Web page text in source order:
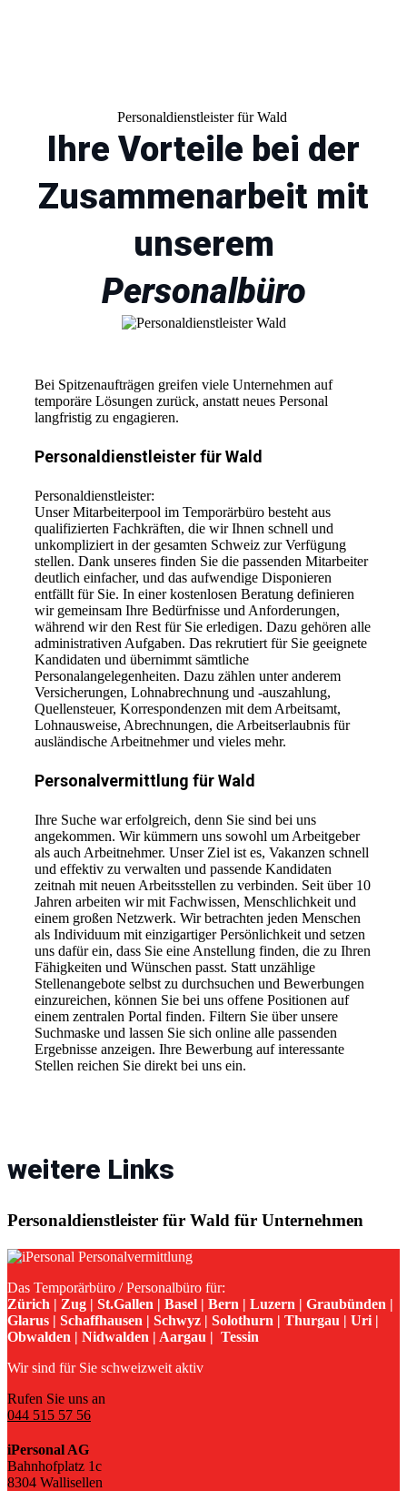
Personaldienstleister für Wald
Ihre Vorteile bei der
Zusammenarbeit mit
unserem
Personalbüro
Bei Spitzenaufträgen greifen viele Unternehmen auf
temporäre Lösungen zurück, anstatt neues Personal
langfristig zu engagieren.
Personaldienstleister für Wald
Personaldienstleister:
Unser Mitarbeiterpool im Temporärbüro besteht aus
qualifizierten Fachkräften, die wir Ihnen schnell und
unkompliziert in der gesamten Schweiz zur Verfügung
stellen. Dank unseres finden Sie die passenden Mitarbeiter
deutlich einfacher, und das aufwendige Disponieren
entfällt für Sie. In einer kostenlosen Beratung definieren
wir gemeinsam Ihre Bedürfnisse und Anforderungen,
während wir den Rest für Sie erledigen. Dazu gehören alle
administrativen Aufgaben. Das rekrutiert für Sie geeignete
Kandidaten und übernimmt sämtliche
Personalangelegenheiten. Dazu zählen unter anderem
Versicherungen, Lohnabrechnung und -auszahlung,
Quellensteuer, Korrespondenzen mit dem Arbeitsamt,
Lohnausweise, Abrechnungen, die Arbeitserlaubnis für
ausländische Arbeitnehmer und vieles mehr.
Personalvermittlung für Wald
Ihre Suche war erfolgreich, denn Sie sind bei uns
angekommen. Wir kümmern uns sowohl um Arbeitgeber
als auch Arbeitnehmer. Unser Ziel ist es, Vakanzen schnell
und effektiv zu verwalten und passende Kandidaten
zeitnah mit neuen Arbeitsstellen zu verbinden. Seit über 10
Jahren arbeiten wir mit Fachwissen, Menschlichkeit und
einem großen Netzwerk. Wir betrachten jeden Menschen
als Individuum mit einzigartiger Persönlichkeit und setzen
uns dafür ein, dass Sie eine Anstellung finden, die zu Ihren
Fähigkeiten und Wünschen passt. Statt unzählige
Stellenangebote selbst zu durchsuchen und Bewerbungen
einzureichen, können Sie bei uns offene Positionen auf
einem zentralen Portal finden. Filtern Sie über unsere
Suchmaske und lassen Sie sich online alle passenden
Ergebnisse anzeigen. Ihre Bewerbung auf interessante
Stellen reichen Sie direkt bei uns ein.
weitere Links
Personaldienstleister für Wald für Unternehmen
Das Temporärbüro / Personalbüro für:
Zürich | Zug | St.Gallen | Basel | Bern | Luzern | Graubünden |
Glarus | Schaffhausen | Schwyz | Solothurn | Thurgau | Uri |
Obwalden | Nidwalden | Aargau | Tessin
Wir sind für Sie schweizweit aktiv
Rufen Sie uns an
044 515 57 56
iPersonal AG
Bahnhofplatz 1c
8304 Wallisellen